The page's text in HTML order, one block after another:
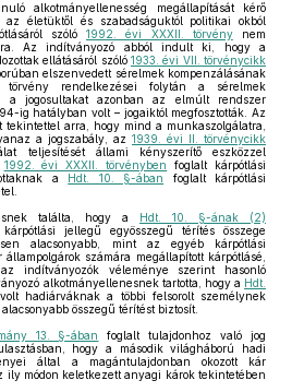
alkotmányellenesség megállapítását kérő
az életüktől és szabadságuktól politikai okból
szóló 1992. évi XXXII. törvénynem
Az indítványozó abból indult ki, hogy a
ellátásáról szóló 1933. évi VII. törvénycikk
elszenvedett sérelmek kompenzálásának
rendelkezései folytán a sérelmek
a jogosultakat azonban az elmúlt rendszer
ig hatályban volt – jogaiktól megfosztották. Az
arra, hogy mind a munkaszolgálatra,
a jogszabály, az 1939. évi II. törvénycikk
teljesítését állami kényszerítő eszközzel
1992. évi XXXII. törvényben
foglalt kárpótlási
a Hdt. 10. §-ában foglalt kárpótlási
találta, hogy a Hdt. 10. §-ának (2)
kárpótlási jellegű egyösszegű térítés összege
alacsonyabb, mint az egyéb kárpótlási
számára megállapított kárpótlásé,
indítványozók véleménye szerint hasonló
alkotmányellenesnek tartotta, hogy a Hdt.
hadiárváknak a többi felsorolt személynek
összegű térítést biztosít.
13. §-ában
foglalt tulajdonhoz való jog
hogy a második világháború hadi
által a magántulajdonban okozott kár
ily módon keletkezett anyagi károk tekintetében